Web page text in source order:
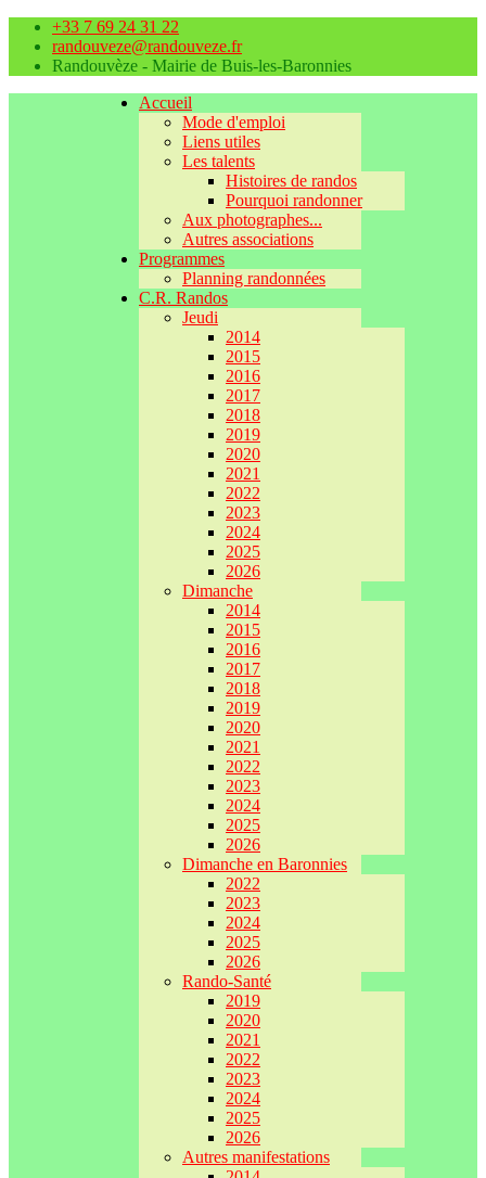
+33 7 69 24 31 22
randouveze@randouveze.fr
Randouvèze - Mairie de Buis-les-Baronnies
Accueil
Mode d'emploi
Liens utiles
Les talents
Histoires de randos
Pourquoi randonner
Aux photographes...
Autres associations
Programmes
Planning randonnées
C.R. Randos
Jeudi
2014
2015
2016
2017
2018
2019
2020
2021
2022
2023
2024
2025
2026
Dimanche
2014
2015
2016
2017
2018
2019
2020
2021
2022
2023
2024
2025
2026
Dimanche en Baronnies
2022
2023
2024
2025
2026
Rando-Santé
2019
2020
2021
2022
2023
2024
2025
2026
Autres manifestations